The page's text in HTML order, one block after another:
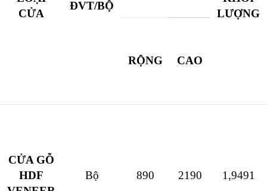
CỬA
ĐVT/BỘ
LƯỢNG
RỘNG CAO
CỬA GỖ
HDF
Bộ 890 2190 1,9491